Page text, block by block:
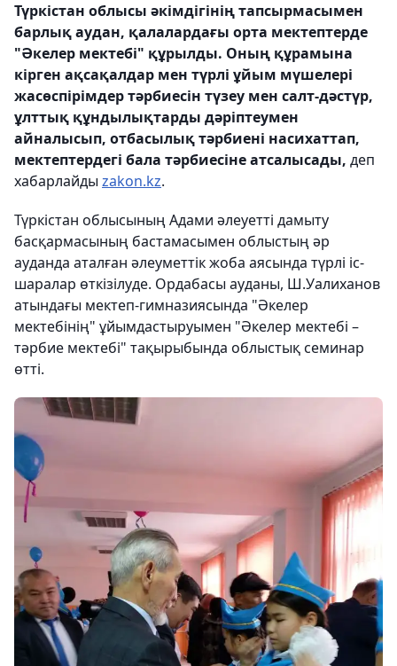
Түркістан облысы әкімдігінің тапсырмасымен
барлық аудан, қалалардағы орта мектептерде
"Әкелер мектебі" құрылды. Оның құрамына
кірген ақсақалдар мен түрлі ұйым мүшелері
жасөспірімдер тәрбиесін түзеу мен салт-дәстүр,
ұлттық құндылықтарды дәріптеумен
айналысып, отбасылық тәрбиені насихаттап,
мектептердегі бала тәрбиесіне атсалысады, деп
хабарлайды zakon.kz.
Түркістан облысының Адами әлеуетті дамыту
басқармасының бастамасымен облыстың әр
ауданда аталған әлеуметтік жоба аясында түрлі іс-
шаралар өткізілуде. Ордабасы ауданы, Ш.Уалиханов
атындағы мектеп-гимназиясында "Әкелер
мектебінің" ұйымдастыруымен "Әкелер мектебі –
тәрбие мектебі" тақырыбында облыстық семинар
өтті.